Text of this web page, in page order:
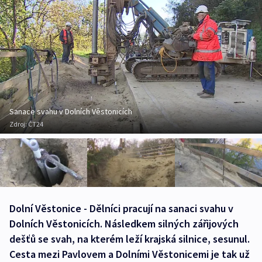
Sanace svahu v Dolních Věstonicích
Zdroj:ČT24
Dolní Věstonice - Dělníci pracují na sanaci svahu v
Dolních Věstonicích. Následkem silných zářijových
dešťů se svah, na kterém leží krajská silnice, sesunul.
Cesta mezi Pavlovem a Dolními Věstonicemi je tak už